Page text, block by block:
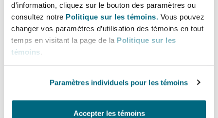
d’information, cliquez sur le bouton des paramètres ou
consultez notre Politique sur les témoins. Vous pouvez
changer vos paramètres d’utilisation des témoins en tout
temps en visitant la page de la Politique sur les
témoins
Paramètres individuels pour les témoins
Accepter les témoins
devant la Cour du Québec et dont la valeur de
l’objet sera inférieure à 100 000 $.
Essentiellement, la compétence concurrente
nouvellement créée par le projet de loi semble
celle de la Cour supérieure lorsque la valeur en
litige se situe entre 75 000 $ et 100 000 $.